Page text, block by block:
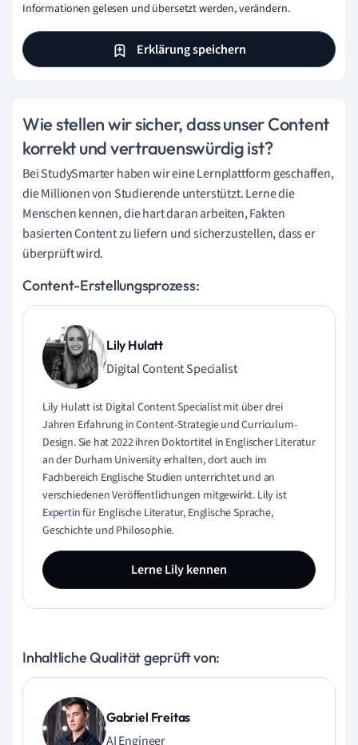
Informationen gelesen und übersetzt werden, verändern.
Erklärung speichern
Wie stellen wir sicher, dass unser Content
korrekt und vertrauenswürdig ist?
Bei StudySmarter haben wir eine Lernplattform geschaffen,
die Millionen von Studierende unterstützt. Lerne die
Menschen kennen, die hart daran arbeiten, Fakten
basierten Content zu liefern und sicherzustellen, dass er
überprüft wird.
Content-Erstellungsprozess:
Lily Hulatt
Digital Content Specialist
Lily Hulatt ist Digital Content Specialist mit über drei
Jahren Erfahrung in Content-Strategie und Curriculum-
Design. Sie hat 2022 ihren Doktortitel in Englischer Literatur
an der Durham University erhalten, dort auch im
Fachbereich Englische Studien unterrichtet und an
verschiedenen Veröffentlichungen mitgewirkt. Lily ist
Expertin für Englische Literatur, Englische Sprache,
Geschichte und Philosophie.
Lerne Lily kennen
Inhaltliche Qualität geprüft von:
Gabriel Freitas
AI Engineer